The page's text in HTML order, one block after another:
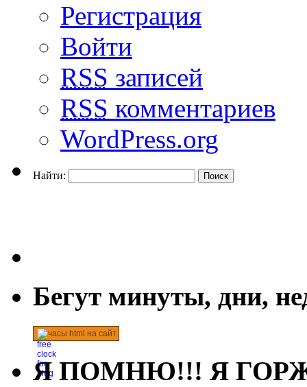
Регистрация
Войти
RSS записей
RSS комментариев
WordPress.org
Найти:
Бегут минуты, дни,
часы html на сайт
Я ПОМНЮ!!! Я